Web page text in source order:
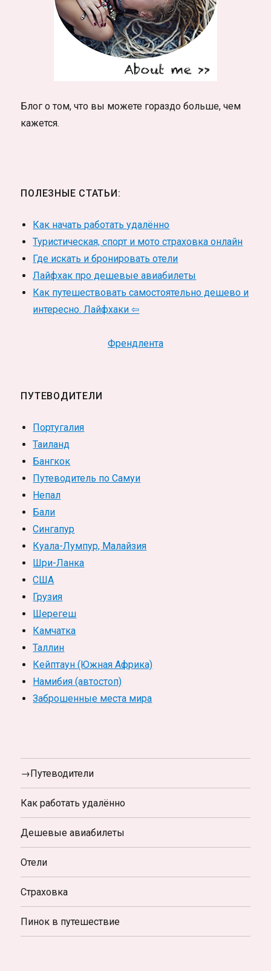
Блог о том, что вы можете гораздо больше, чем
кажется.
ПОЛЕЗНЫЕ СТАТЬИ:
Как начать работать удалённо
Туристическая, спорт и мото страховка онлайн
Где искать и бронировать отели
Лайфхак про дешевые авиабилеты
Как путешествовать самостоятельно дешево и
интересно. Лайфхаки ⇦
Френдлента
ПУТЕВОДИТЕЛИ
Португалия
Таиланд
Бангкок
Путеводитель по Самуи
Непал
Бали
Сингапур
Куала-Лумпур, Малайзия
Шри-Ланка
США
Грузия
Шерегеш
Камчатка
Таллин
Кейптаун (Южная Африка)
Намибия (автостоп)
Заброшенные места мира
→Путеводители
Как работать удалённо
Дешевые авиабилеты
Отели
Страховка
Пинок в путешествие